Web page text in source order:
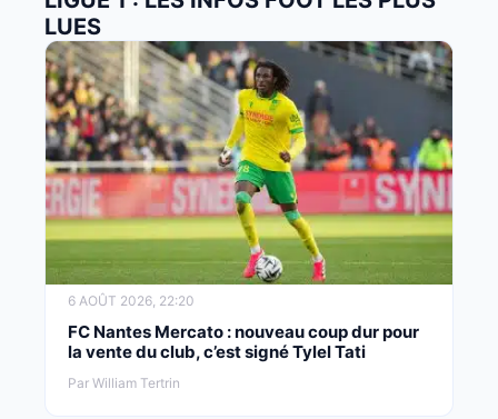
LUES
6 AOÛT 2026, 22:20
FC Nantes Mercato : nouveau coup dur pour
la vente du club, c’est signé Tylel Tati
Par William Tertrin